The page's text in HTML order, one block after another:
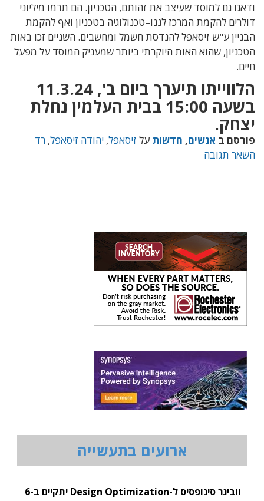
ודאגו גם למוסד שעיצב את זהותם, הטכניון. הם תרמו מיליוני
דולרים להקמת המרכז לננו–טכנולוגיה בטכניון ואף להקמת
הבניין ע"ש זיסאפל להנדסת חשמל ומחשבים. השניים זכו באות
הטכניון, שהוא האות היוקרתי ביותר שמעניק המוסד על מפעל
חיים.
הלווייתו תיערך ביום ב', 11.3.24
בשעה 15:00 בבית העלמין נחלת
יצחק.
פורסם ב אנשים, חדשות על זיסאפל, יהודה זיסאפל, רד
השאר תגובה
ארועים בתעשייה
וובינר סינופסיס ל-Design Optimization יתקיים ב-6